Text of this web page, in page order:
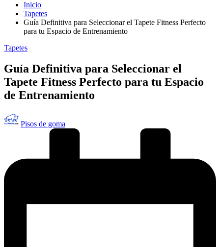
Inicio
Tapetes
Guía Definitiva para Seleccionar el Tapete Fitness Perfecto
para tu Espacio de Entrenamiento
Publicado
Tapetes
Guía Definitiva para Seleccionar el
Tapete Fitness Perfecto para tu Espacio
de Entrenamiento
Publicado
por
Pisos de goma